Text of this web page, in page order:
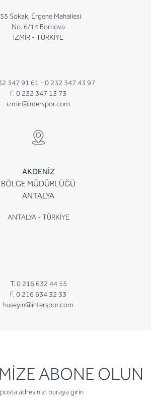
Sokak, Ergene Mahallesi
No. 6/14 Bornova
İZMİR - TÜRKİYE
347 91 61 - 0 232 347 43 97
F. 0 232 347 13 73
izmir@interspor.com
AKDENİZ
BÖLGE MÜDÜRLÜĞÜ
ANTALYA
ANTALYA - TÜRKİYE
T. 0 216 632 44 55
F. 0 216 634 32 33
huseyin@interspor.com
ABONE OLUN
adresinizi buraya girin
newsletter